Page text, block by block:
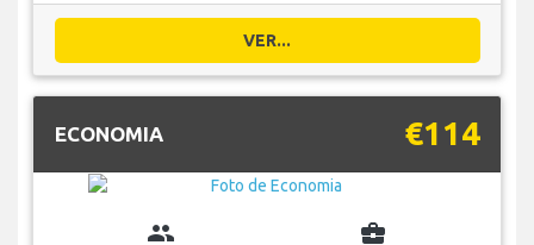
VER...
ECONOMIA €114
group business_center